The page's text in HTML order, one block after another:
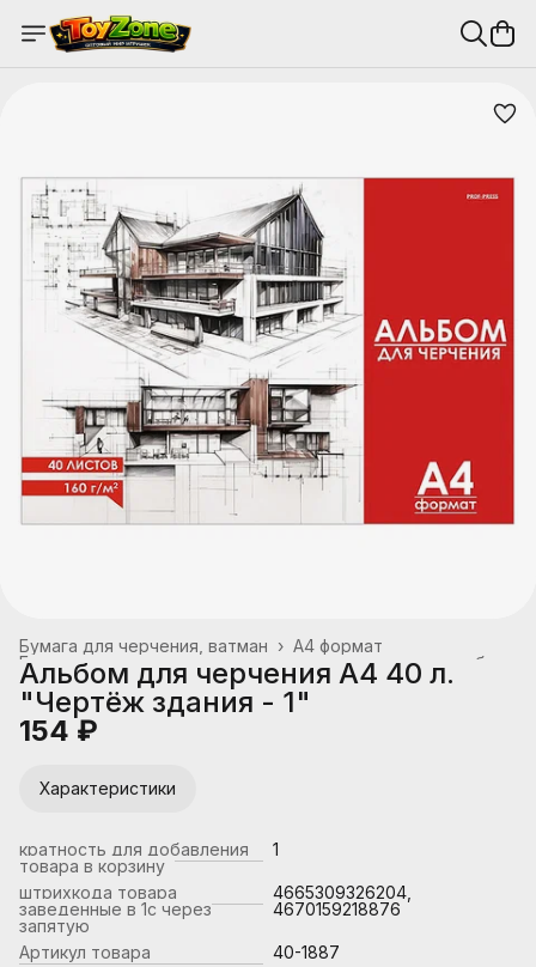
А4 формат
Бумага для черчения, ватман ›
Бумага для акварели, чертежных и копировальных работ
Канцтовары, школьные принадлежности
Главная ›
Альбом для черчения А4 40 л.
"Чертёж здания - 1"
154 ₽
Характеристики
кратность для добавления
товара в корзину
1
штрихкода товара
заведенные в 1с через
запятую
4665309326204,
4670159218876
Артикул товара
40-1887